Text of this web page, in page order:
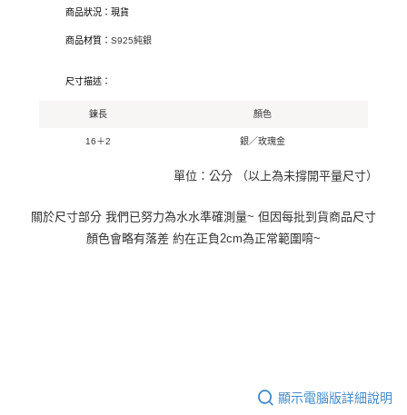
商品狀況：現貨
商品材質： S925純銀
尺寸描述：
鍊長 顏色
16＋2 銀／玫瑰金
單位：公分 （以上為未撐開平量尺寸）
關於尺寸部分 我們已努力為水水準確測量~ 但因每批到貨商品尺寸
顏色會略有落差 約在正負2cm為正常範圍唷~
顯示電腦版詳細說明